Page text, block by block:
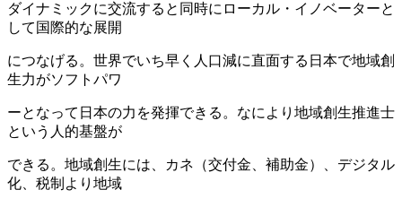
ダイナミックに交流すると同時にローカル・イノベーターと
して国際的な展開
につなげる。世界でいち早く人口減に直面する日本で地域創
生力がソフトパワ
ーとなって日本の力を発揮できる。なにより地域創生推進士
という人的基盤が
できる。地域創生には、カネ（交付金、補助金）、デジタル
化、税制より地域